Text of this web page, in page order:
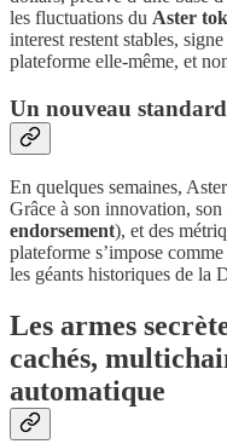
les fluctuations du Aster
interest restent stables,
plateforme elle-même, et
Un nouveau
En quelques semaines,
Grâce à son innovation,
endorsement), et des
plateforme s’impose
les géants historiques de la
Les armes
cachés,
automatique